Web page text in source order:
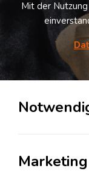
E-MAIL
PASSWORT
Mit der